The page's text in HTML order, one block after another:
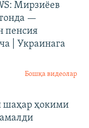
Мирзиёев
—
пенсия
| Украинага
Бошқа видеолар
шаҳар ҳокими